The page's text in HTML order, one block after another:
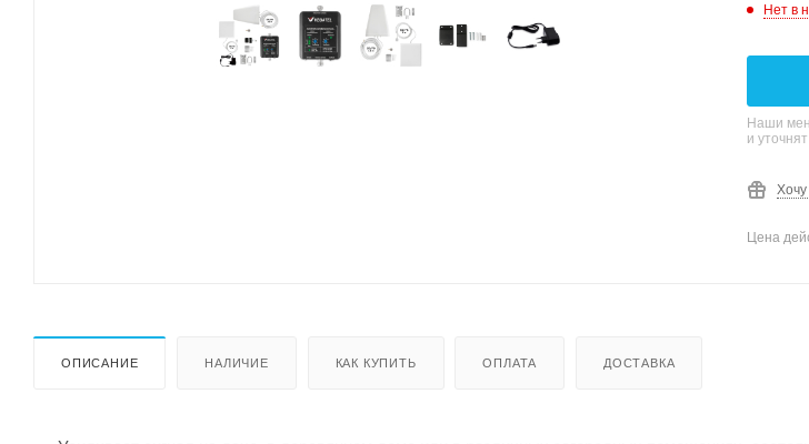
Нет в
Наши
и
Хочу
Цена
ОПИСАНИЕ НАЛИЧИЕ КАК КУПИТЬ ОПЛАТА ДОСТАВКА